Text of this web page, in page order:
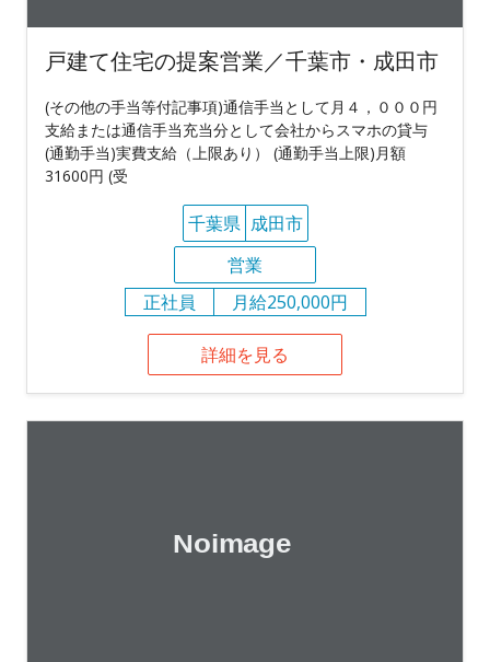
戸建て住宅の提案営業／千葉市・成田市
(その他の手当等付記事項)通信手当として月４，０００円
支給または通信手当充当分として会社からスマホの貸与
(通勤手当)実費支給（上限あり） (通勤手当上限)月額
31600円 (受
千葉県 成田市
営業
正社員
月給250,000円
詳細を見る